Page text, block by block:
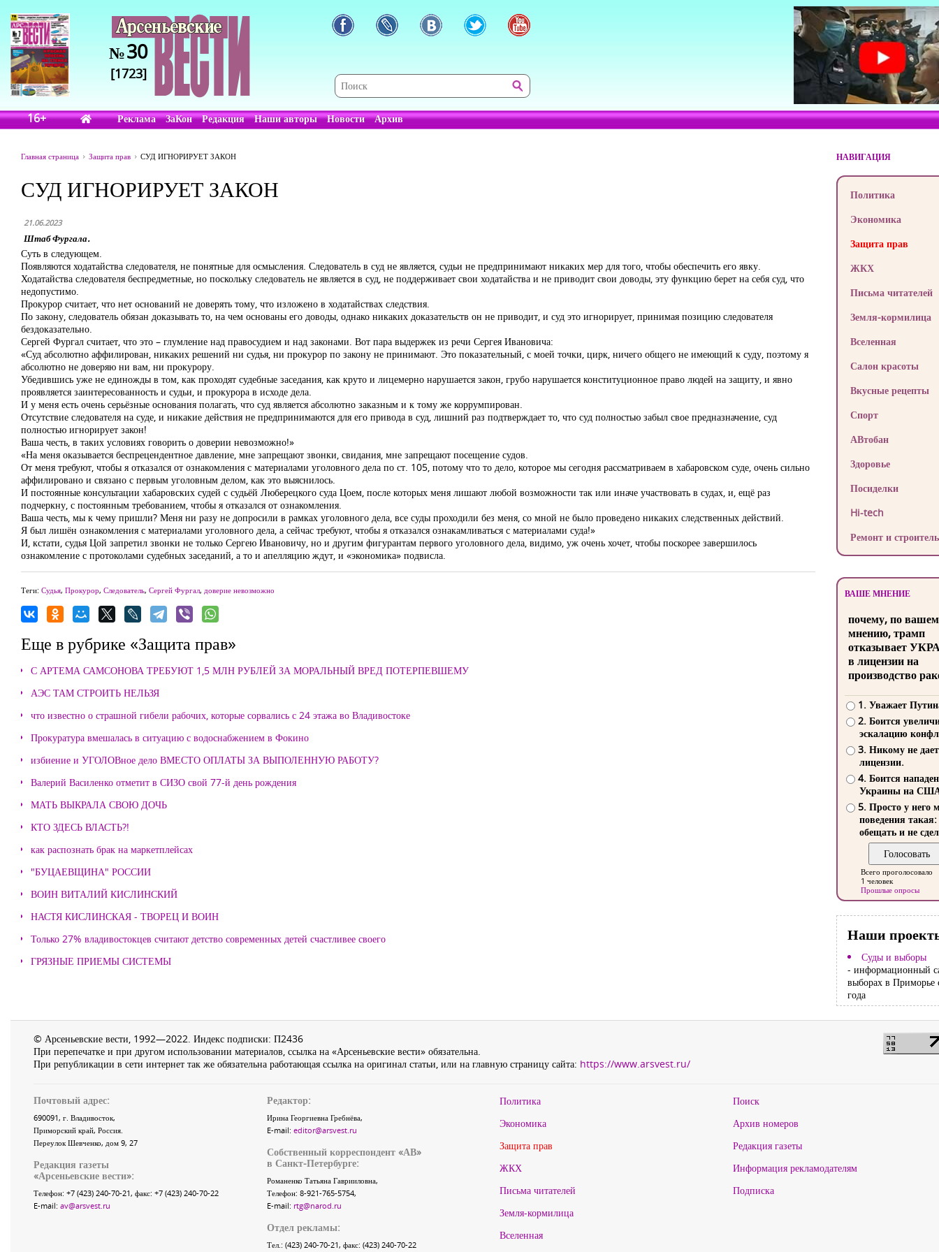
№30
[1723]
16+ Реклама ЗаКон Редакция Наши авторы Новости Архив
Главная страница Защита прав СУД ИГНОРИРУЕТ ЗАКОН
СУД ИГНОРИРУЕТ ЗАКОН
21.06.2023
Штаб Фургала.
Суть в следующем.
Появляются ходатайства следователя, не понятные для осмысления. Следователь в суд не является, судьи не предпринимают никаких мер для того, чтобы обеспечить его явку.
Ходатайства следователя беспредметные, но поскольку следователь не является в суд, не поддерживает свои ходатайства и не приводит свои доводы, эту функцию берет на себя суд, что
недопустимо.
Прокурор считает, что нет оснований не доверять тому, что изложено в ходатайствах следствия.
По закону, следователь обязан доказывать то, на чем основаны его доводы, однако никаких доказательств он не приводит, и суд это игнорирует, принимая позицию следователя
бездоказательно.
Сергей Фургал считает, что это – глумление над правосудием и над законами. Вот пара выдержек из речи Сергея Ивановича:
«Суд абсолютно аффилирован, никаких решений ни судья, ни прокурор по закону не принимают. Это показательный, с моей точки, цирк, ничего общего не имеющий к суду, поэтому я
абсолютно не доверяю ни вам, ни прокурору.
Убедившись уже не единожды в том, как проходят судебные заседания, как круто и лицемерно нарушается закон, грубо нарушается конституционное право людей на защиту, и явно
проявляется заинтересованность и судьи, и прокурора в исходе дела.
И у меня есть очень серьёзные основания полагать, что суд является абсолютно заказным и к тому же коррумпирован.
Отсутствие следователя на суде, и никакие действия не предпринимаются для его привода в суд, лишний раз подтверждает то, что суд полностью забыл свое предназначение, суд
полностью игнорирует закон!
Ваша честь, в таких условиях говорить о доверии невозможно!»
«На меня оказывается беспрецендентное давление, мне запрещают звонки, свидания, мне запрещают посещение судов.
От меня требуют, чтобы я отказался от ознакомления с материалами уголовного дела по ст. 105, потому что то дело, которое мы сегодня рассматриваем в хабаровском суде, очень сильно
аффилировано и связано с первым уголовным делом, как это выяснилось.
И постоянные консультации хабаровских судей с судьёй Люберецкого суда Цоем, после которых меня лишают любой возможности так или иначе участвовать в судах, и, ещё раз
подчеркну, с постоянным требованием, чтобы я отказался от ознакомления.
Ваша честь, мы к чему пришли? Меня ни разу не допросили в рамках уголовного дела, все суды проходили без меня, со мной не было проведено никаких следственных действий.
Я был лишён ознакомления с материалами уголовного дела, а сейчас требуют, чтобы я отказался ознакамливаться с материалами суда!»
И, кстати, судья Цой запретил звонки не только Сергею Ивановичу, но и другим фигурантам первого уголовного дела, видимо, уж очень хочет, чтобы поскорее завершилось
ознакомление с протоколами судебных заседаний, а то и апелляцию ждут, и «экономика» подвисла.
Теги: Судья, Прокурор, Следователь, Сергей Фургал, доверие невозможно
Еще в рубрике «Защита прав»
С АРТЕМА САМСОНОВА ТРЕБУЮТ 1,5 МЛН РУБЛЕЙ ЗА МОРАЛЬНЫЙ ВРЕД ПОТЕРПЕВШЕМУ
АЭС ТАМ СТРОИТЬ НЕЛЬЗЯ
что известно о страшной гибели рабочих, которые сорвались с 24 этажа во Владивостоке
Прокуратура вмешалась в ситуацию с водоснабжением в Фокино
избиение и УГОЛОВное дело ВМЕСТО ОПЛАТЫ ЗА ВЫПОЛЕННУЮ РАБОТУ?
Валерий Василенко отметит в СИЗО свой 77-й день рождения
МАТЬ ВЫКРАЛА СВОЮ ДОЧЬ
КТО ЗДЕСЬ ВЛАСТЬ?!
как распознать брак на маркетплейсах
"БУЦАЕВЩИНА" РОССИИ
ВОИН ВИТАЛИЙ КИСЛИНСКИЙ
НАСТЯ КИСЛИНСКАЯ - ТВОРЕЦ И ВОИН
Только 27% владивостокцев считают детство современных детей счастливее своего
ГРЯЗНЫЕ ПРИЕМЫ СИСТЕМЫ
НАВИГАЦИЯ
Политика
Экономика
Защита прав
ЖКХ
Письма читателей
Земля-кормилица
Вселенная
Салон красоты
Вкусные рецепты
Спорт
АВтобан
Здоровье
Посиделки
Hi-tech
Ремонт и
ВАШЕ МНЕНИЕ
почему, по
мнению, трамп
отказывает
в лицензии на
производство
1. Уважает
2. Боится
эскалацию
3. Никому не
лицензии.
4. Боится
Украины на
5. Просто у него
поведения такая:
обещать и не
Всего проголосовало
1 человек
Прошлые опросы
Наши
Суды и выборы
- информационный
выборах в Приморье
года
© Арсеньевские вести, 1992—2022. Индекс подписки: П2436
При перепечатке и при другом использовании материалов, ссылка на «Арсеньевские вести» обязательна.
При републикации в сети интернет так же обязательна работающая ссылка на оригинал статьи, или на главную страницу сайта: https://www.arsvest.ru/
Почтовый адрес:
690091, г. Владивосток,
Приморский край, Россия.
Переулок Шевченко, дом 9, 27
Редакция газеты
«Арсеньевские вести»:
Телефон: +7 (423) 240-70-21, факс: +7 (423) 240-70-22
E-mail: av@arsvest.ru
Редактор:
Ирина Георгиевна Гребнёва,
E-mail: editor@arsvest.ru
Собственный корреспондент «АВ»
в Санкт-Петербурге:
Романенко Татьяна Гаврииловна,
Телефон: 8-921-765-5754,
E-mail: rtg@narod.ru
Отдел рекламы:
Тел.: (423) 240-70-21, факс: (423) 240-70-22
Политика
Экономика
Защита прав
ЖКХ
Письма читателей
Земля-кормилица
Вселенная
Поиск
Архив номеров
Редакция газеты
Информация рекламодателям
Подписка